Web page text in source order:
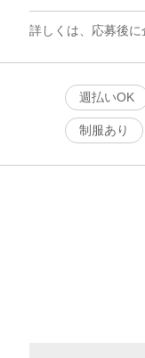
詳しくは、応募後
週払いOK
制服あり